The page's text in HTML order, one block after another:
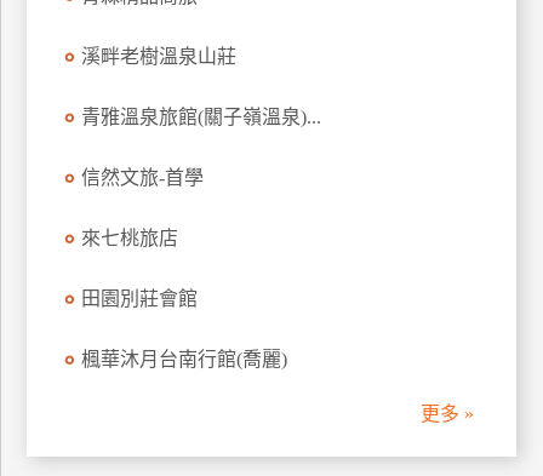
溪畔老樹溫泉山莊
青雅溫泉旅館(關子嶺溫泉)...
信然文旅-首學
來七桃旅店
田園別莊會館
楓華沐月台南行館(喬麗)
更多 »